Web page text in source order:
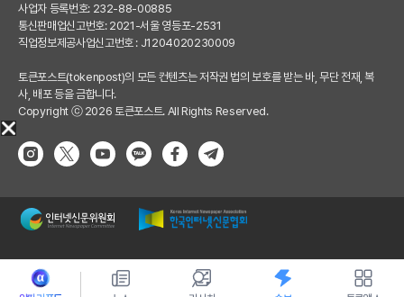
사업자 등록번호: 232-88-00885
통신판매업신고번호: 2021-서울 영등포-2531
직업정보제공사업신고번호 : J1204020230009
토큰포스트(tokenpost)의 모든 컨텐츠는 저작권 법의 보호를 받는 바, 무단 전재, 복
사, 배포 등을 금합니다.
Copyright ⓒ 2026 토큰포스트. All Rights Reserved.